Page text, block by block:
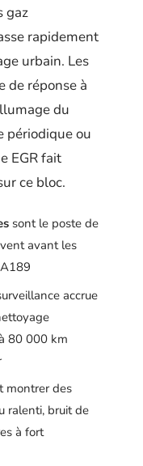
gaz
rapidement
urbain. Les
de réponse à
du
périodique ou
EGR fait
ce bloc.
sont le poste de
avant les
accrue
80 000 km
montrer des
ralenti, bruit de
à fort